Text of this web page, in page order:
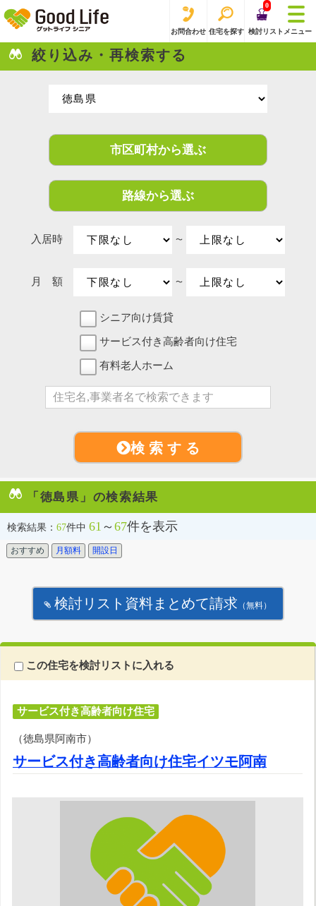
お問合わせ 住宅を探す
0
検討リスト メニュー
絞り込み・再検索する
市区町村から選ぶ
路線から選ぶ
入居時 〜
月 額 〜
シニア向け賃貸
サービス付き高齢者向け住宅
有料老人ホーム
検 索 す る
「徳島県」の検索結果
検索結果： 67件中 61 ～ 67件を表示
おすすめ 月額料 開設日
検討リスト資料まとめて請求 （無料）
この住宅を検討リストに入れる
サービス付き高齢者向け住宅
（徳島県阿南市）
サービス付き高齢者向け住宅イツモ阿南